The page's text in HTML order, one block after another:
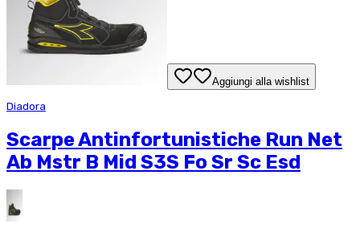
Aggiungi alla wishlist
Diadora
Scarpe Antinfortunistiche Run Net
Ab Mstr B Mid S3S Fo Sr Sc Esd